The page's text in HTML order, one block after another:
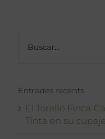
Entrades recents
El Torelló Finca
Tinta en su cupaje